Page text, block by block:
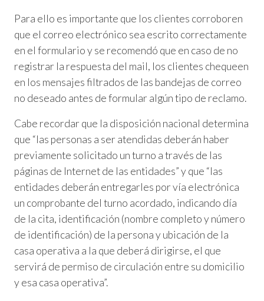
Para ello es importante que los clientes corroboren
que el correo electrónico sea escrito correctamente
en el formulario y se recomendó que en caso de no
registrar la respuesta del mail, los clientes chequeen
en los mensajes filtrados de las bandejas de correo
no deseado antes de formular algún tipo de reclamo.
Cabe recordar que la disposición nacional determina
que “las personas a ser atendidas deberán haber
previamente solicitado un turno a través de las
páginas de Internet de las entidades” y que “las
entidades deberán entregarles por vía electrónica
un comprobante del turno acordado, indicando día
de la cita, identificación (nombre completo y número
de identificación) de la persona y ubicación de la
casa operativa a la que deberá dirigirse, el que
servirá de permiso de circulación entre su domicilio
y esa casa operativa”.